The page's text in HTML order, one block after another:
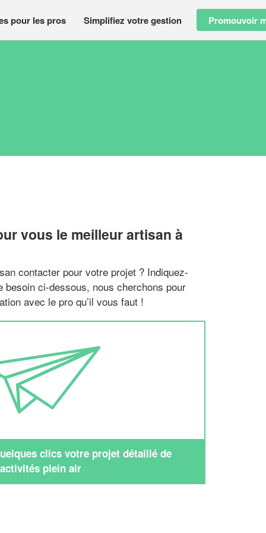
pour les pros Simplifiez votre gestion Promouvoir
vous le meilleur artisan à
contacter pour votre projet ? Indiquez-
besoin ci-dessous, nous cherchons pour
avec le pro qu’il vous faut !
clics votre projet détaillé de
activités plein air